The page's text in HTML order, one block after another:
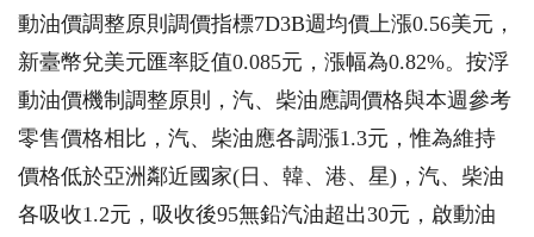
動油價調整原則調價指標7D3B週均價上漲0.56美元，
新臺幣兌美元匯率貶值0.085元，漲幅為0.82%。按浮
動油價機制調整原則，汽、柴油應調價格與本週參考
零售價格相比，汽、柴油應各調漲1.3元，惟為維持
價格低於亞洲鄰近國家(日、韓、港、星)，汽、柴油
各吸收1.2元，吸收後95無鉛汽油超出30元，啟動油